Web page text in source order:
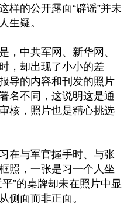
样的公开露面“辟谣”并未
生疑。
，中共军网、新华网、
，却出现了小小的差
导的内容和刊发的照片
名不同，这说明这是通
核，照片也是精心挑选
在与军官握手时、与张
照，一张是习一个人坐
”的桌牌却未在照片中显
侧面而非正面。